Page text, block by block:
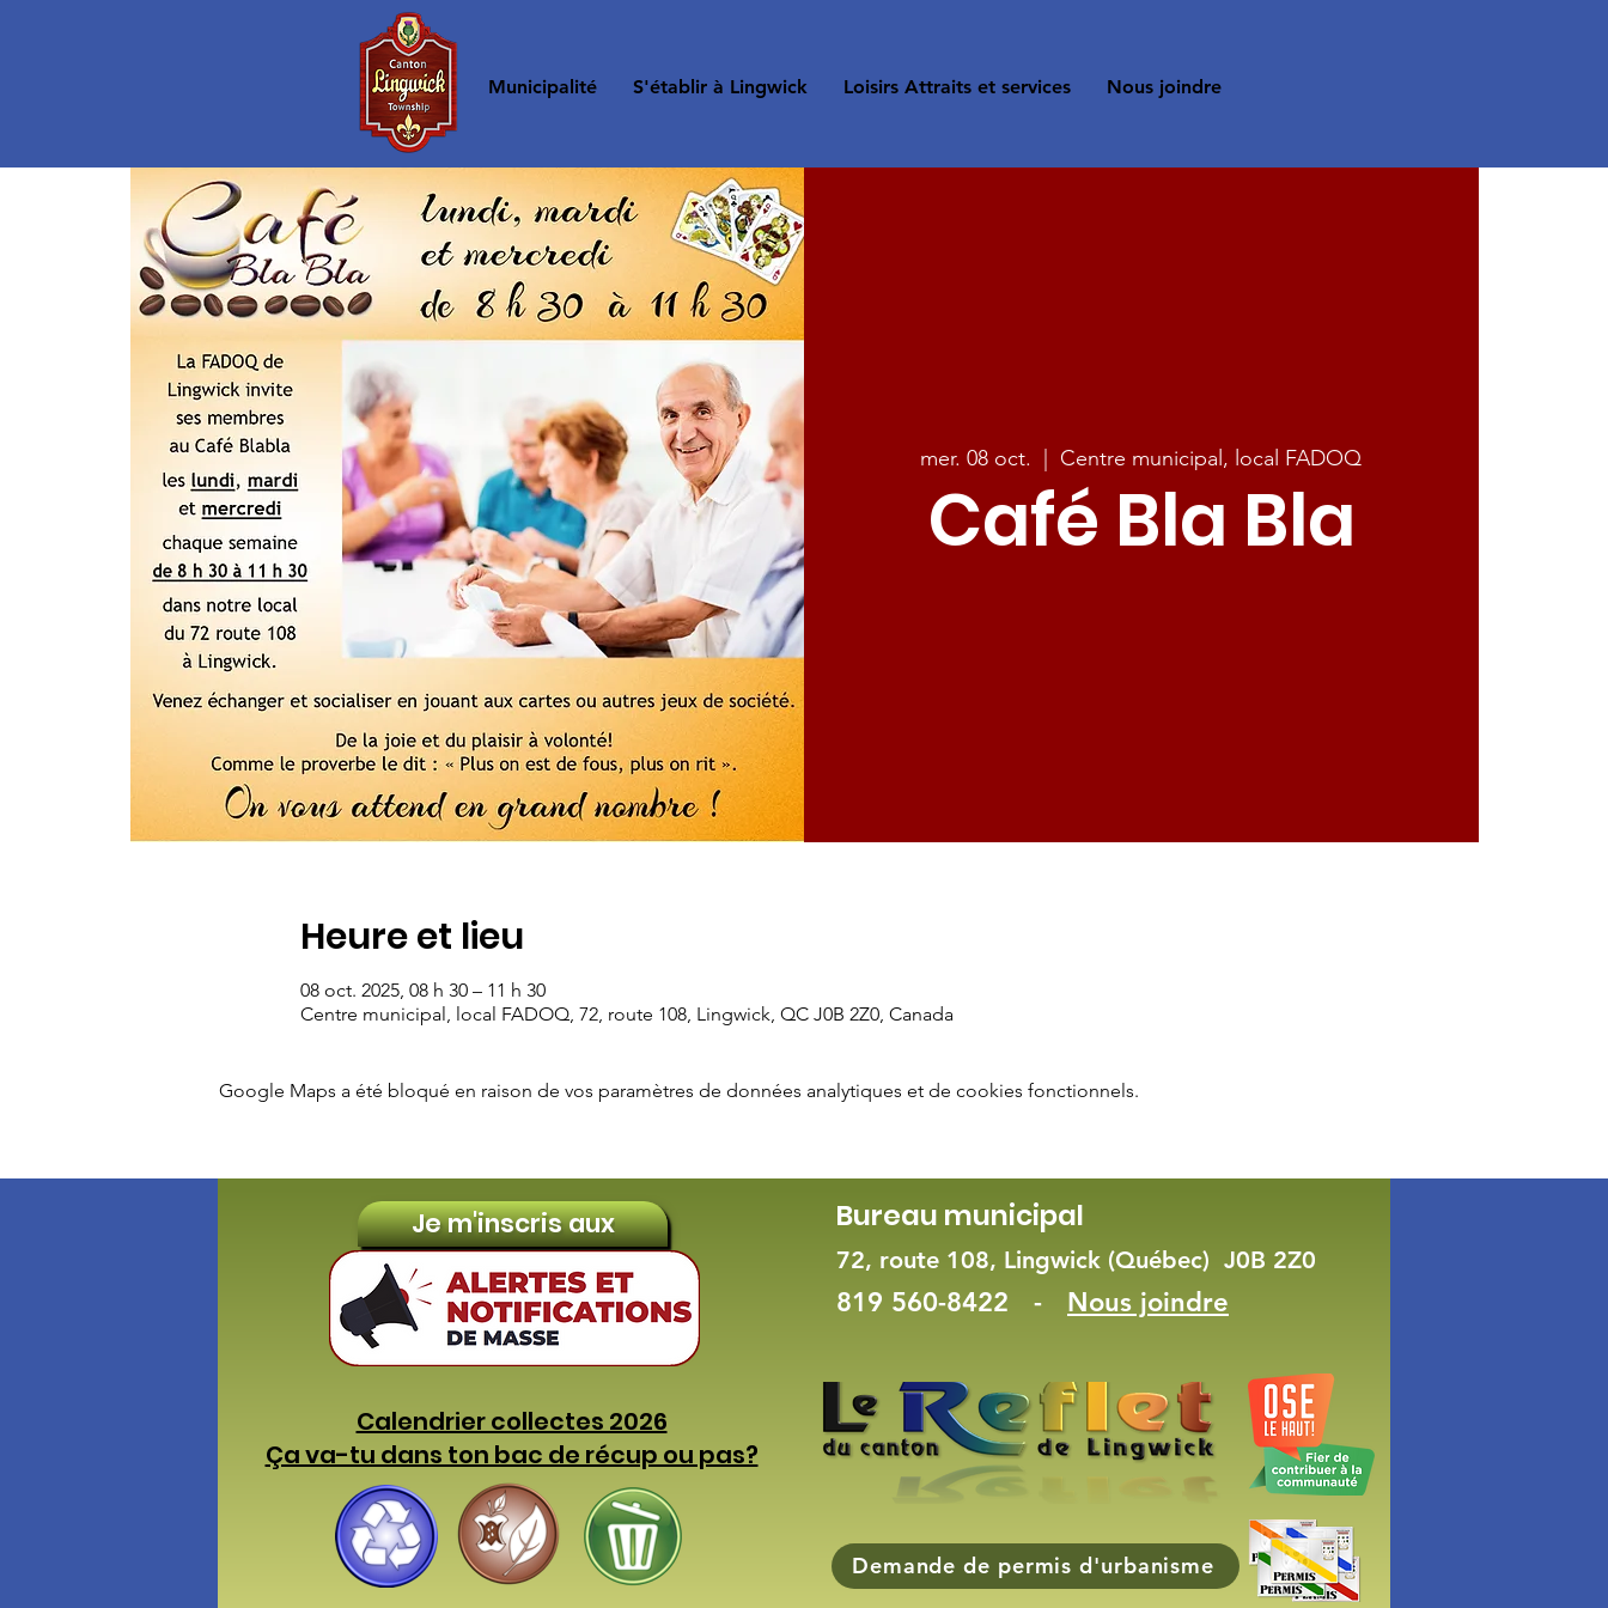
Accueil Municipalité S'établir à Lingwick Loisirs Attraits et services Nous joindre
mer. 08 oct. Centre municipal, local FADOQ
Café Bla Bla
Heure et lieu
08 oct. 2025, 08 h 30 – 11 h 30
Centre municipal, local FADOQ, 72, route 108, Lingwick, QC J0B 2Z0, Canada
Google Maps a été bloqué en raison de vos paramètres de données analytiques et de cookies fonctionnels.
Je m'inscris aux
Calendrier collectes 2026
Ça va-tu dans ton bac de récup ou pas?
Bureau municipal
72, route 108, Lingwick (Québec) J0B 2Z0
819 560-8422 - Nous joindre
Demande de permis d'urbanisme